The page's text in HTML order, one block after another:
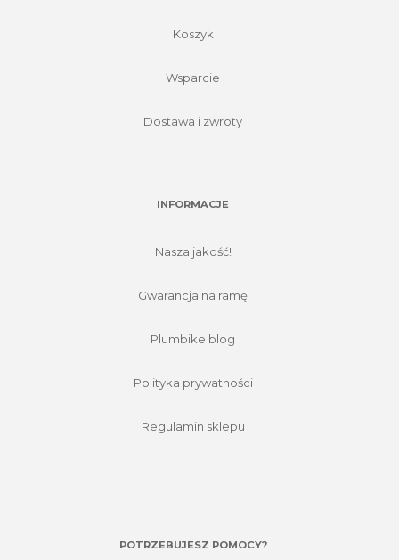
Koszyk
Wsparcie
Dostawa i zwroty
INFORMACJE
Nasza jakość!
Gwarancja na ramę
Plumbike blog
Polityka prywatności
Regulamin sklepu
POTRZEBUJESZ POMOCY?